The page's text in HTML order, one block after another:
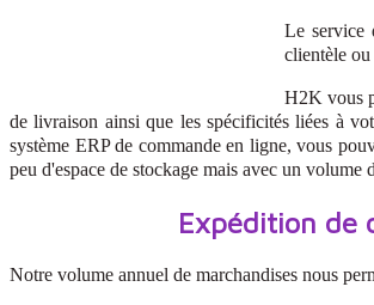
Le service
clientèle
H2K vous
de livraison ainsi que les spécificités liées à
système ERP de commande en ligne, vous
peu d'espace de stockage mais avec un
Expédition de
Notre volume annuel de marchandises nous